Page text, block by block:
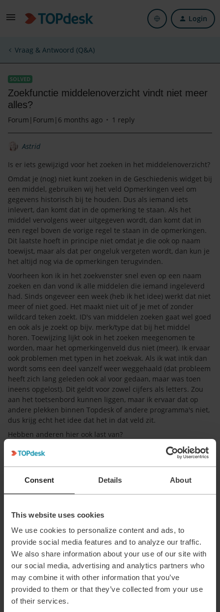
Consent Details About
This website uses cookies
We use cookies to personalize content and ads, to
provide social media features and to analyze our traffic.
We also share information about your use of our site with
our social media, advertising and analytics partners who
may combine it with other information that you’ve
provided to them or that they’ve collected from your use
of their services.
Login
Vraag & Antwoord (Q&A)
SOLVED
Zoekfunctie middelenoverzicht vindt niet meer
alles?
Forum|Forum|6 months ago 1 reply
Astrid
Is er iets gewijzigd voor het zoeken in het middelenoverzicht?
Omdat je (nog) niet kunt zoeken in de Geschiedenis widget bij
een middel, gebruiken wij het veld Opmerkingen veel om
gegevens historisch bij te houden. Dus als iemand iets
inlevert, dan komt dat in de opmerking te staan. Als het
middel vervolgens weer uitgegeven wordt, dan komt dat in
een regel boven de vorige regel te staan in de opmerkingen.
Dit laatste hoeft in principe niet omdat je die ook op naam
toewijst, maar als dat per ongeluk vergeten wordt, dan kun je
het altijd nog via de opmerkingen terugvinden.
Voorheen kon ik in het zoekvenster snel even op een naam
zoeken en dan vond ik alle middelen die iemand ingeleverd
had. Sinds ongeveer een week (heb ik het idee) werkt dat niet
meer of niet goed. Het maakt niet uit of je met of zonder
wildcard teken zoekt. ID's van middelen zoeken gaat wel goed
en ook als je zoekt op bijv. merk/type dat bij het middel
horen. Toewijzing lijkt ook in het zoeken meegenomen te
worden, maar het opmerkingenveld dus niet (meer). Ik ervaar
ook problemen met typen in het zoekvak. Als ik wat intik dan
wordt soms een deel vanzelf weer weggehaald (dat probleem
heeft zich lang geleden ook al voor gedaan, maar was toen
ineens opgelost). Dit geldt voor zowel cijfers als letters. Zou
aan het toetsenbord kunnen liggen, maar ik ervaar dat op
andere plekken binnen Topdesk of andere programma's niet,
dus krijg echt het idee dat het in dat veld zit.
Hebben anderen hier ook last van?
Topdesk. Onderstaand is het antwoord. Dit
heeft vermoedelijk ook invloed op het
zoekresultaat uit het opmerkingenveld
wanneer er spaties in de zoekopdracht
gebruikt worden.